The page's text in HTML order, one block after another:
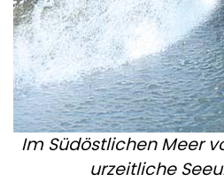
Im Südöstlichen Meer
urzeitliche